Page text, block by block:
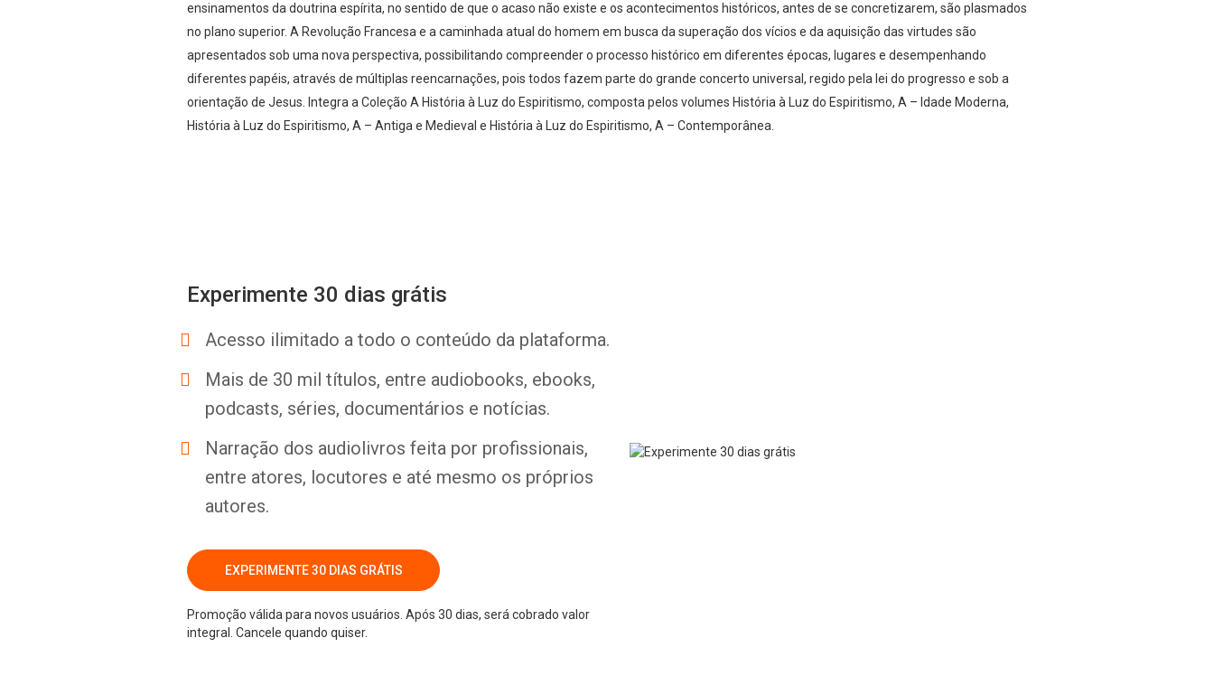
ensinamentos da doutrina espírita, no sentido de que o acaso não existe e os acontecimentos históricos, antes de se concretizarem, são plasmados
no plano superior. A Revolução Francesa e a caminhada atual do homem em busca da superação dos vícios e da aquisição das virtudes são
apresentados sob uma nova perspectiva, possibilitando compreender o processo histórico em diferentes épocas, lugares e desempenhando
diferentes papéis, através de múltiplas reencarnações, pois todos fazem parte do grande concerto universal, regido pela lei do progresso e sob a
orientação de Jesus. Integra a Coleção A História à Luz do Espiritismo, composta pelos volumes História à Luz do Espiritismo, A – Idade Moderna,
História à Luz do Espiritismo, A – Antiga e Medieval e História à Luz do Espiritismo, A – Contemporânea.
Experimente 30 dias grátis
Acesso ilimitado a todo o conteúdo da plataforma.
Mais de 30 mil títulos, entre audiobooks, ebooks,
podcasts, séries, documentários e notícias.
Narração dos audiolivros feita por profissionais,
entre atores, locutores e até mesmo os próprios
autores.
EXPERIMENTE 30 DIAS GRÁTIS
Promoção válida para novos usuários. Após 30 dias, será cobrado valor
integral. Cancele quando quiser.